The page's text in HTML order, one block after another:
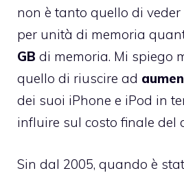
non è tanto quello di
per unità di memoria
GB di memoria. Mi spiego
quello di riuscire ad
dei suoi iPhone e iPod in
influire sul costo finale del
Sin dal 2005, quando è